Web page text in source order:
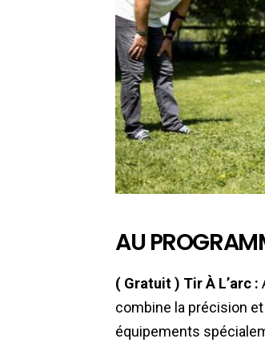
AU
( Gratuit ) Tir À L’arc :
combine la précision
équipements